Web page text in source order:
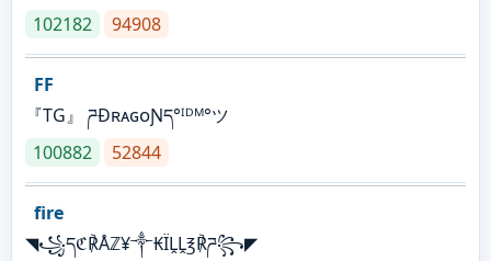
102182
94908
FF
『TG』 ཌĐʀᴀɢᴏƝད°ᴵᴰᴹ°ツ
100882
52844
fire
◥꧁དℭ℟Åℤ¥༒₭ÏḼḼ℥℟ཌ꧂◤